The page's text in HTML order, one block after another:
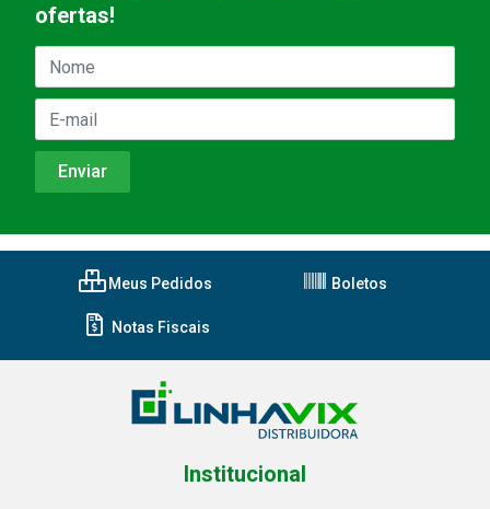
ofertas!
Meus Pedidos Boletos
Notas Fiscais
Institucional